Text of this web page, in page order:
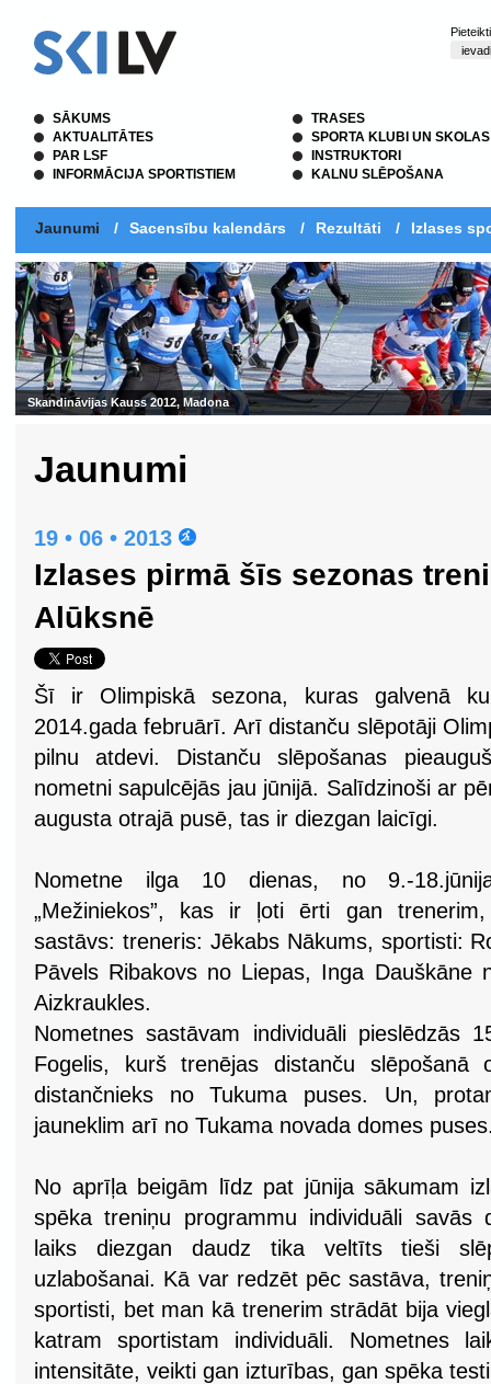
SĀKUMS
AKTUALITĀTES
PAR LSF
INFORMĀCIJA SPORTISTIEM
TRASES
SPORTA KLUBI UN SKOLAS
INSTRUKTORI
KALNU SLĒPOŠANA
Jaunumi / Sacensību kalendārs / Rezultāti / Izlases
Jaunumi
19 • 06 • 2013
Izlases pirmā šīs sezonas
Alūksnē
Šī ir Olimpiskā sezona, kuras galvenā
2014.gada februārī. Arī distanču slēpotāji
pilnu atdevi. Distanču slēpošanas
nometni sapulcējās jau jūnijā. Salīdzinoši ar
augusta otrajā pusē, tas ir diezgan laicīgi.
Nometne ilga 10 dienas, no 9.-
„Mežiniekos”, kas ir ļoti ērti gan
sastāvs: treneris: Jēkabs Nākums, sportisti:
Pāvels Ribakovs no Liepas, Inga Dauškāne
Aizkraukles.
Nometnes sastāvam individuāli pieslēdzās
Fogelis, kurš trenējas distanču
distančnieks no Tukuma puses. Un,
jauneklim arī no Tukama novada domes
No aprīļa beigām līdz pat jūnija sākumam
spēka treniņu programmu individuāli savās
laiks diezgan daudz tika veltīts tieši
uzlabošanai. Kā var redzēt pēc sastāva,
sportisti, bet man kā trenerim strādāt bija
katram sportistam individuāli. Nometnes
intensitāte, veikti gan izturības, gan spēka